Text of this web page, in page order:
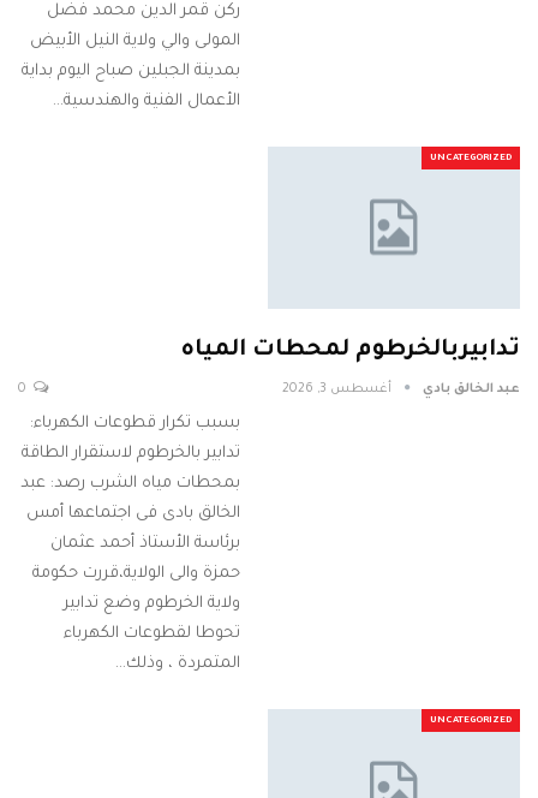
ركن قمر الدين محمد فضل
المولى والي ولاية النيل الأبيض
بمدينة الجبلين صباح اليوم بداية
الأعمال الفنية والهندسية…
UNCATEGORIZED
تدابيربالخرطوم لمحطات المياه
عبد الخالق بادي أغسطس 3, 2026
بسبب تكرار قطوعات الكهرباء:
تدابير بالخرطوم لاستقرار الطاقة
بمحطات مياه الشرب رصد: عبد
الخالق بادى فى اجتماعها أمس
برئاسة الأستاذ أحمد عثمان
حمزة والى الولاية،قررت حكومة
ولاية الخرطوم وضع تدابير
تحوطا لقطوعات الكهرباء
المتمردة ، وذلك…
UNCATEGORIZED